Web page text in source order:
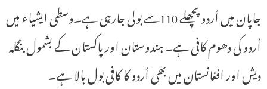
جاپان میں اُردو پچھلے 110سے بولی جارہی ہے۔وسطی ایشیاء میں
اُردو کی دھوم کافی ہے۔ ہندوستان اور پاکستان کے بشمول بنگلہ
دیش اور افغانستان میں بھی اُردو کا کافی بول بالا ہے۔